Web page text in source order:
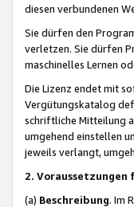
diesen verbundenen
Sie dürfen den
verletzen. Sie dürfen
maschinelles Lernen
Die Lizenz endet mit
Vergütungskatalog
schriftliche Mitteilung
umgehend einstellen
jeweils verlangt,
2. Voraussetzungen
(a) Beschreibung. Im